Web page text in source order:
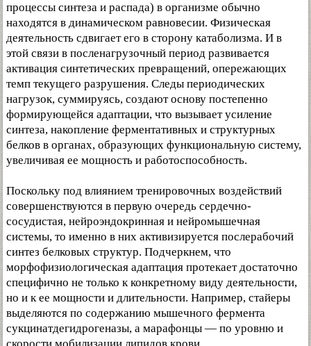
процессы синтеза и распада) в организме обычно
находятся в динамическом равновесии. Физическая
деятельность сдвигает его в сторону катаболизма. И в
этой связи в посленагрузочный период развивается
активация синтетических превращений, опережающих
темп текущего разрушения. Следы периодических
нагрузок, суммируясь, создают основу постепенно
формирующейся адаптации, что вызывает усиление
синтеза, накопление ферментативных и структурных
белков в органах, образующих функциональную систему,
увеличивая ее мощность и работоспособность.
Поскольку под влиянием тренировочных воздействий
совершенствуются в первую очередь сердечно-
сосудистая, нейроэндокринная и нейромышечная
системы, то именно в них активизируется послерабочий
синтез белковых структур. Подчеркнем, что
морфофизиологическая адаптация протекает достаточно
специфично не только к конкретному виду деятельности,
но и к ее мощности и длительности. Например, стайеры
выделяются по содержанию мышечного фермента
сукцинатдегидрогеназы, а марафонцы — по уровню и